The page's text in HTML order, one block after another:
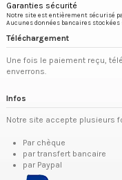
Garanties sécurité
Notre site est entièrement sécurisé
Aucunes données bancaires stockées
Téléchargement
Une fois le paiement reçu,
enverrons.
Infos
Notre site accepte plusieurs
Par chèque
par transfert bancaire
par Paypal